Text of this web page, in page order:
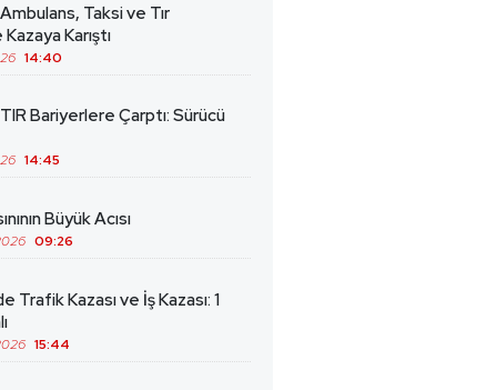
Taksi ve Tır
Karıştı
14:40
Bariyerlere Çarptı: Sürücü
14:45
Büyük Acısı
09:26
Trafik Kazası ve İş Kazası: 1
15:44